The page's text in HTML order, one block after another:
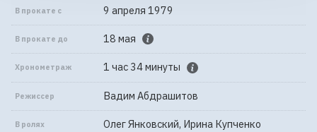
В прокате с 9 апреля 1979
В прокате до 18 мая
Хронометраж 1 час 34 минуты
Режиссер Вадим Абдрашитов
В ролях Олег Янковский, Ирина Купченко